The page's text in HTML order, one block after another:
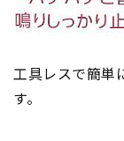
工具レスで簡単
す。